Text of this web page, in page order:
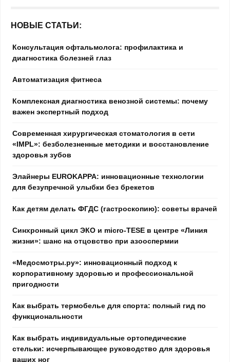
НОВЫЕ СТАТЬИ:
Консультация офтальмолога: профилактика и
диагностика болезней глаз
Автоматизация фитнеса
Комплексная диагностика венозной системы: почему
важен экспертный подход
Современная хирургическая стоматология в сети
«IMPL»: безболезненные методики и восстановление
здоровья зубов
Элайнеры EUROKAPPA: инновационные технологии
для безупречной улыбки без брекетов
Как детям делать ФГДС (гастроскопию): советы врачей
Синхронный цикл ЭКО и micro-TESE в центре «Линия
жизни»: шанс на отцовство при азооспермии
«Медосмотры.ру»: инновационный подход к
корпоративному здоровью и профессиональной
пригодности
Как выбрать термобелье для спорта: полный гид по
функциональности
Как выбрать индивидуальные ортопедические
стельки: исчерпывающее руководство для здоровья
ваших ног